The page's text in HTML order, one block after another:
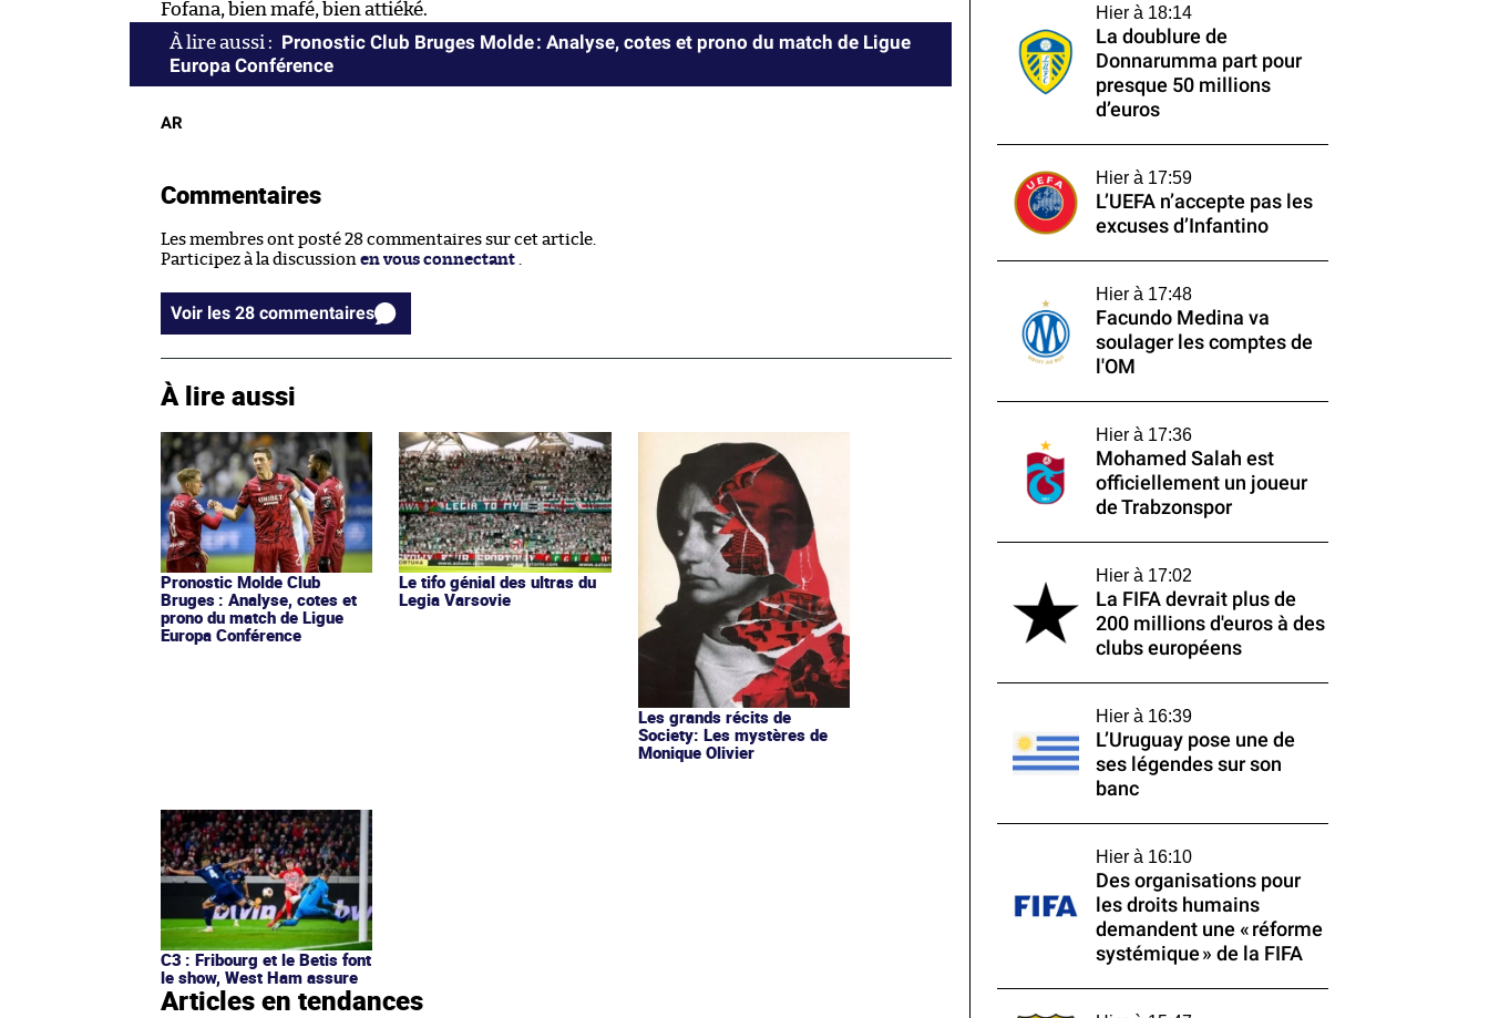
Fofana, bien mafé, bien attiéké.
Pronostic Club Bruges Molde : Analyse, cotes et prono du match de Ligue
Europa Conférence
AR
Commentaires
Les membres ont posté 28 commentaires sur cet article.
Participez à la discussion en vous connectant .
Voir les 28 commentaires
À lire aussi
Pronostic Molde Club
Bruges : Analyse, cotes et
prono du match de Ligue
Europa Conférence
Le tifo génial des ultras du
Legia Varsovie
Les grands récits de
Society: Les mystères de
Monique Olivier
C3 : Fribourg et le Betis font
le show, West Ham assure
Articles en tendances
Hier à 18:14
La doublure de
Donnarumma part pour
presque 50 millions
d’euros
Hier à 17:59
L’UEFA n’accepte pas les
excuses d’Infantino
Hier à 17:48
Facundo Medina va
soulager les comptes de
l'OM
Hier à 17:36
Mohamed Salah est
officiellement un joueur
de Trabzonspor
Hier à 17:02
La FIFA devrait plus de
200 millions d'euros à des
clubs européens
Hier à 16:39
L’Uruguay pose une de
ses légendes sur son
banc
Hier à 16:10
Des organisations pour
les droits humains
demandent une « réforme
systémique » de la FIFA